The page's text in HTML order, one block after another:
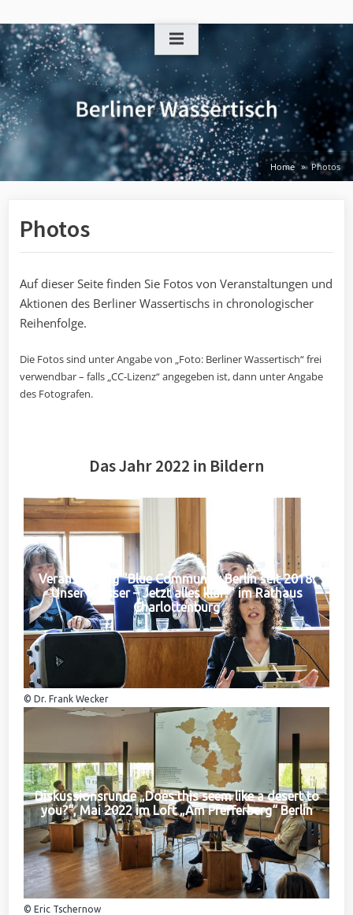
to
content
Home Photos
Photos
Auf dieser Seite finden Sie Fotos von Veranstaltungen und
Aktionen des Berliner Wassertischs in chronologischer
Reihenfolge.
Die Fotos sind unter Angabe von „Foto: Berliner Wassertisch“ frei
verwendbar – falls „CC-Lizenz“ angegeben ist, dann unter Angabe
des Fotografen.
Das Jahr 2022 in Bildern
Veranstaltung "Blue Community Berlin seit 2018:
Unser Wasser – Jetzt alles klar?" im Rathaus
Charlottenburg
© Dr. Frank Wecker
Diskussionsrunde „Does this seem like a desert to
you?“, Mai 2022 im Loft „Am Pfefferberg“ Berlin
© Eric Tschernow